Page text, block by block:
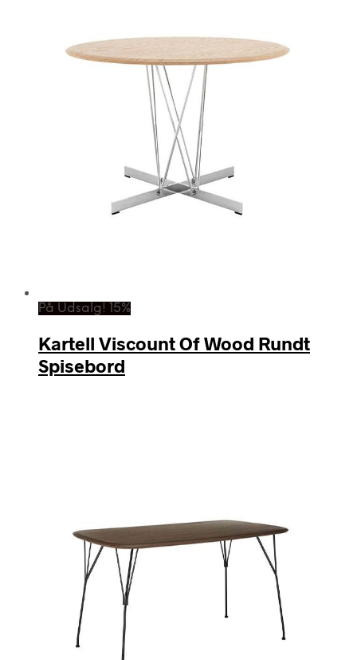
På Udsalg! 15%
Kartell Viscount Of Wood Rundt
Spisebord